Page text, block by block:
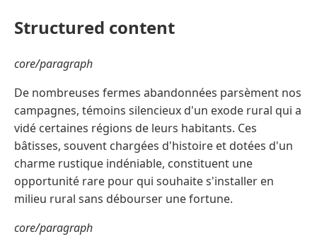
Structured content
core/paragraph
De nombreuses fermes abandonnées parsèment nos
campagnes, témoins silencieux d'un exode rural qui a
vidé certaines régions de leurs habitants. Ces
bâtisses, souvent chargées d'histoire et dotées d'un
charme rustique indéniable, constituent une
opportunité rare pour qui souhaite s'installer en
milieu rural sans débourser une fortune.
core/paragraph